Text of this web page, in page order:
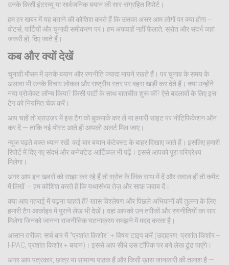
उनके किसी इंटरव्यू या सार्वजनिक बयान की सार-संग्रहित रिपोर्ट।
हम हर खबर में यह बताने की कोशिश करते हैं कि उसका असर आम लोगों पर क्या होगा —
वोटर्स, पार्टियों और चुनावी समीकरण पर। हम अफवाहें नहीं फैलाते; स्रोत और संदर्भ जहां
जरूरी हों, दिए जाते हैं।
कब और क्यों देखें
चुनावी मौसम में उनके बयान और रणनीति ज्यादा मायने रखते हैं। पर चुनाव के समय के
अलावा भी उनके विचार लोकल और राष्ट्रीय स्तर पर बहस खड़ी कर देते हैं। क्या उन्होंने
नया प्रोजेक्ट लॉन्च किया? किसी पार्टी के साथ बातचीत शुरू की? ऐसे बदलावों के लिए इस
टैग को नियमित चेक करें।
आप चाहें तो ब्राउज़र में इस टैग को बुकमार्क कर लें या हमारी साइट पर नोटिफिकेशन ऑन
कर दें — ताकि नई पोस्ट आते ही आपको अलर्ट मिल जाए।
न्यूज पढ़ते वक्त ध्यान रखें: कई बार बयान कंटेक्स्ट के बाहर दिखाए जाते हैं। इसलिए हमारी
रिपोर्ट में दिए गए संदर्भ और कनेक्टेड आर्टिकल भी पढ़ें। इससे आपको पूरा परिप्रेक्ष्य
मिलेगा।
अगर आप इन खबरों को साझा कर रहे हैं तो स्रोत के लिंक साथ में दें और सवाल हों तो कमेंट
में लिखें — हम कोशिश करते हैं कि यथासंभव तेज़ और साफ़ जवाब दें।
क्या आप गहराई में पढ़ना चाहते हैं? खास विश्लेषण और पिछले अभियानों की तुलना के लिए
हमारी टैग-आर्काइव में पुराने लेख भी देखें। वहां आपको उन तरीकों और रणनीतियों का सार
मिलेगा जिनको जानना राजनीतिक घटनाक्रम समझने में मदद करता है।
आसान तरीका: सर्च बार में "प्रशांत किशोर" + विषय टाइप करें (उदाहरण: प्रशांत किशोर +
I‑PAC, प्रशांत किशोर + बयान)। इससे आप सीधे उस टॉपिक पर बने लेख ढूंढ पाएंगे।
अगर आप पत्रकार, छात्र या सामान्य पाठक हैं और किसी ख़ास जानकारी की तलाश है —